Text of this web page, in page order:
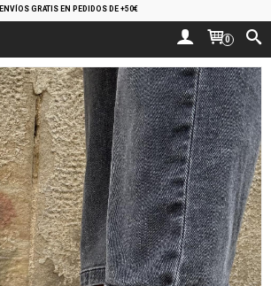
ENVÍOS GRATIS EN PEDIDOS DE +50€
0